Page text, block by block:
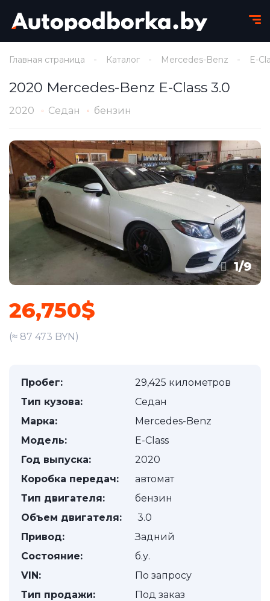
Главная страница Каталог Mercedes-Benz E-
2020 Mercedes-Benz E-Class 3.0
2020 Седан бензин
1/9
26,750$
(≈ 87 473 BYN)
Пробег:
29,425 километров
Тип кузова:
Седан
Марка:
Mercedes-Benz
Модель:
E-Class
Год выпуска:
2020
Коробка передач:
автомат
Тип двигателя:
бензин
Объем двигателя:
3.0
Привод:
Задний
Состояние:
б.у.
VIN:
По запросу
Тип продажи:
Под заказ